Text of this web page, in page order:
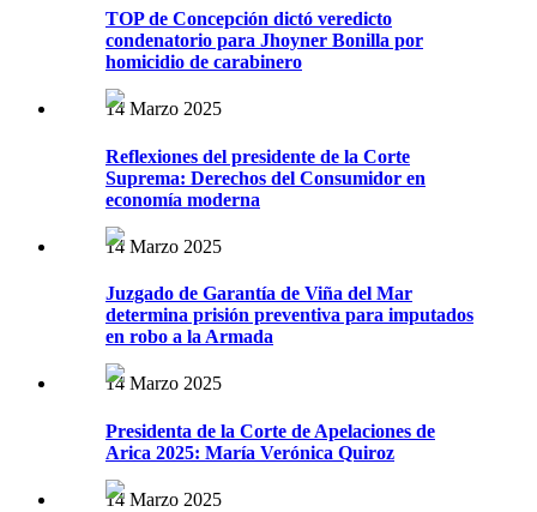
TOP de Concepción dictó veredicto
condenatorio para Jhoyner Bonilla por
homicidio de carabinero
14 Marzo 2025
Reflexiones del presidente de la Corte
Suprema: Derechos del Consumidor en
economía moderna
14 Marzo 2025
Juzgado de Garantía de Viña del Mar
determina prisión preventiva para imputados
en robo a la Armada
14 Marzo 2025
Presidenta de la Corte de Apelaciones de
Arica 2025: María Verónica Quiroz
14 Marzo 2025